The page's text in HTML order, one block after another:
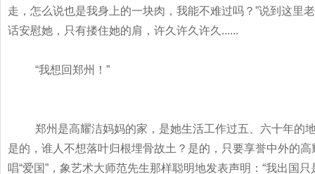
走，怎么说也是我身上的一块肉，我能不难过吗？ ”说到这里
话安慰她，只有搂住她的肩，许久许久许久 ......
“我想回郑州！”
郑州是高耀洁妈妈的家，是她生活工作过五、六十年的
是的，谁人不想落叶归根埋骨故土？是的，只要享誉中外的
唱“爱国” ，象艺术大师范先生那样聪明地发表声明： “我出国只